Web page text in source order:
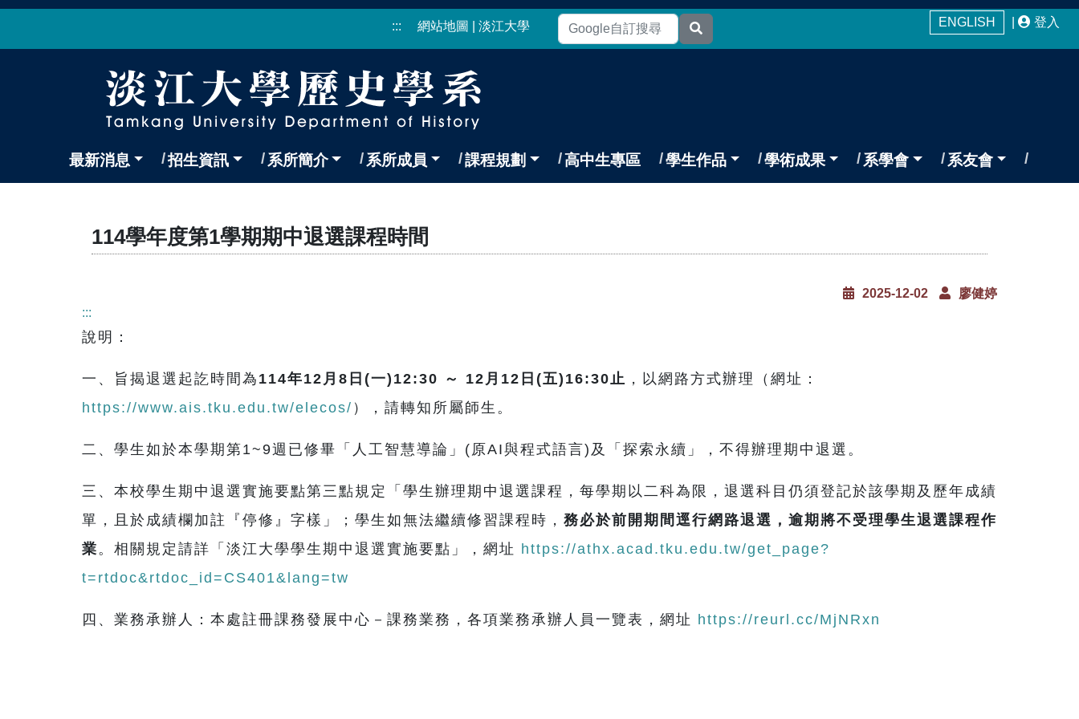
::: 網站地圖 淡江大學 ENGLISH 登入
最新消息 招生資訊 系所簡介 系所成員 課程規劃 高中生專區 學生作品 學術成果 系學會 系友會
114學年度第1學期期中退選課程時間
2025-12-02
廖健婷
:::
說明：
一、旨揭退選起訖時間為 114年12 月 8 日 (一)12:30 ～ 12 月 12 日 (五)16:30 止 ，以網路方式辦理（網址：
https://www.ais.tku.edu.tw/elecos/ ），請轉知所屬師生。
二、學生如於本學期第1~9週已修畢「人工智慧導論」(原AI與程式語言)及「探索永續」，不得辦理期中退選。
三、本校學生期中退選實施要點第三點規定「學生辦理期中退選課程，每學期以二科為限，退選科目仍須登記於該學期及歷年成績
單，且於成績欄加註『停修』字樣」；學生如無法繼續修習課程時， 務必於前開期間 逕行網路退選，逾期將不受理學生退選課程作
業 。相關規定請詳「淡江大學學生期中退選實施要點」，網址 https://athx.acad.tku.edu.tw/get_page?
t=rtdoc&rtdoc_id=CS401&lang=tw
四、業務承辦人： 本處註冊課務發展中心－課務業務 ，各項業務承辦人員一覽表，網址 https://reurl.cc/MjNRxn